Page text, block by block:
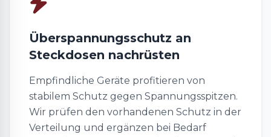
Überspannungsschutz an
Steckdosen nachrüsten
Empfindliche Geräte profitieren von
stabilem Schutz gegen Spannungsspitzen.
Wir prüfen den vorhandenen Schutz in der
Verteilung und ergänzen bei Bedarf